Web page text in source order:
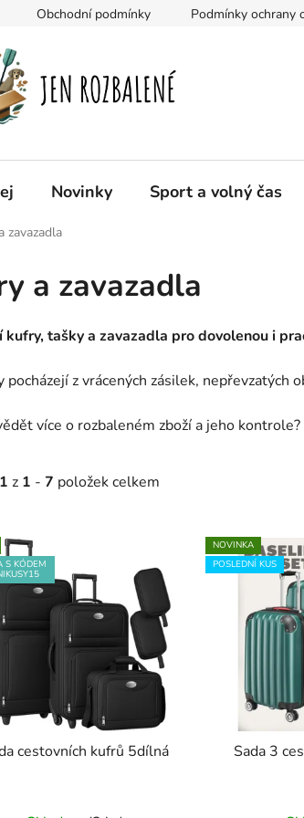
Obchodní podmínky Podmínky ochrany
Novinky Sport a volný čas
zavazadla
a zavazadla
kufry, tašky a zavazadla pro dovolenou i
pocházejí z vrácených zásilek, nepřevzatých
více o rozbaleném zboží a jeho
1 z 1 - 7 položek celkem
S KÓDEM
cestovních kufrů 5dílná
NOVINKA
POSLEDNÍ KUS
Sada 3